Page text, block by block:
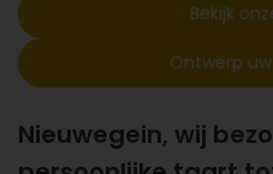
Bekijk
Ontwerp
Nieuwegein, wij